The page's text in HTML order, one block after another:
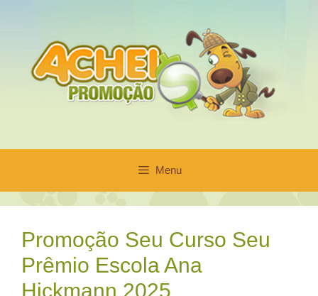
conteúdo
Menu
Promoção Seu Curso Seu
Prêmio Escola Ana
Hickmann 2025